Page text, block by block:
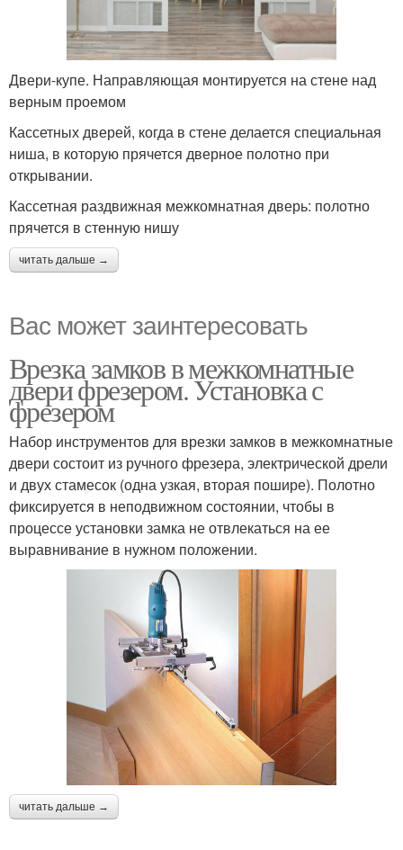
Двери-купе. Направляющая монтируется на стене над
верным проемом
Кассетных дверей, когда в стене делается специальная
ниша, в которую прячется дверное полотно при
открывании.
Кассетная раздвижная межкомнатная дверь: полотно
прячется в стенную нишу
читать дальше →
Вас может заинтересовать
Врезка замков в межкомнатные
двери фрезером. Установка с
фрезером
Набор инструментов для врезки замков в межкомнатные
двери состоит из ручного фрезера, электрической дрели
и двух стамесок (одна узкая, вторая пошире). Полотно
фиксируется в неподвижном состоянии, чтобы в
процессе установки замка не отвлекаться на ее
выравнивание в нужном положении.
читать дальше →